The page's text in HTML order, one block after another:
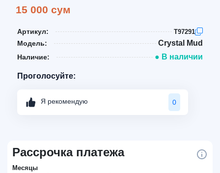
15 000 сум
Артикул: T97291
Модель: Crystal Mud
Наличие: ● В наличии
Проголосуйте:
Я рекомендую 0
Рассрочка платежа
Месяцы